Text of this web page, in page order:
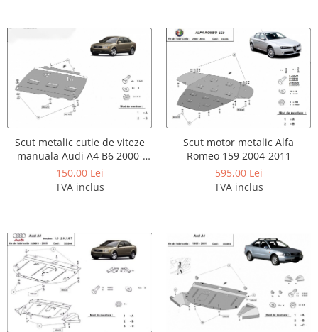
Carlige Lada
Carlige Lancia
Carlige Land Rover
Carlige Lexus
Carlige MAN
Carlige Mazda
Carlige Mercedes
Carlige Mini
Carlige Mitsubishi
Carlige Nissan
Carlige Omoda
Carlige Opel
Scut metalic cutie de viteze
manuala Audi A4 B6 2000-
2005
150,00 Lei
TVA inclus
Scut motor metalic Alfa
Romeo 159 2004-2011
595,00 Lei
TVA inclus